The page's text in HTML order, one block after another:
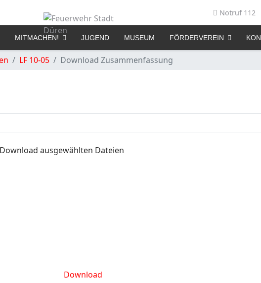
Notruf 112
MITMACHEN! JUGEND MUSEUM FÖRDERVEREIN
LF 10-05 Download Zusammenfassung
ausgewählten Dateien
Download